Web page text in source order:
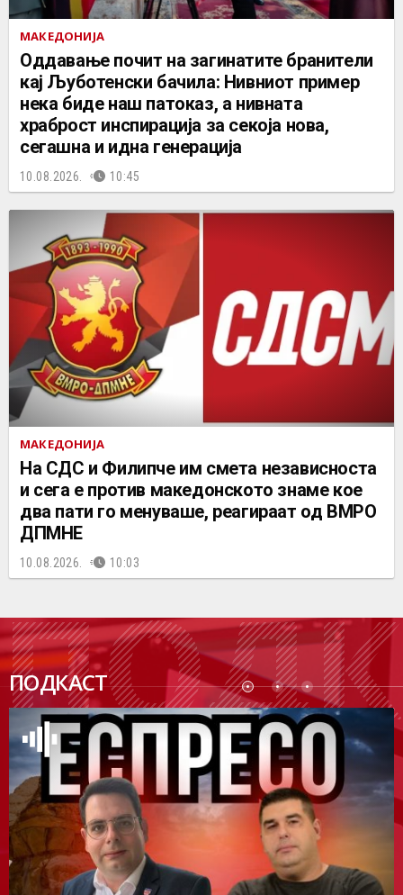
МАКЕДОНИЈА
Оддавање почит на загинатите бранители
кај Љуботенски бачила: Нивниот пример
нека биде наш патоказ, а нивната
храброст инспирација за секоја нова,
сегашна и идна генерација
10.08.2026. 10:45
МАКЕДОНИЈА
На СДС и Филипче им смета независноста
и сега е против македонското знаме кое
два пати го менуваше, реагираат од ВМРО
ДПМНЕ
10.08.2026. 10:03
ПОДКАСТ
ПОДК
АСТ